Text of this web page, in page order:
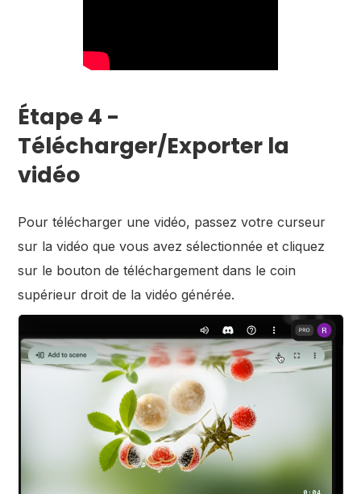
Étape 4 -
Télécharger/Exporter la
vidéo
Pour télécharger une vidéo, passez votre curseur
sur la vidéo que vous avez sélectionnée et cliquez
sur le bouton de téléchargement dans le coin
supérieur droit de la vidéo générée.